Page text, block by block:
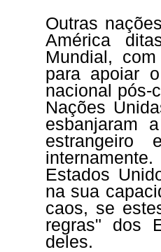
Outras
América
Mundial,
para apoiar
nacional pós-
Nações
esbanjaram
Estados
na sua
caos, se
regras" dos
deles.